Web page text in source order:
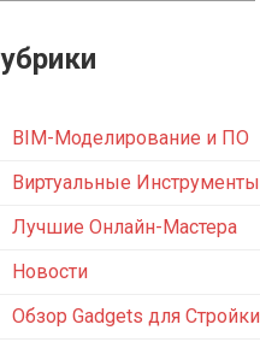
BIM-Моделирование и ПО
Виртуальные Инструменты
Лучшие Онлайн-Мастера
Новости
Обзор Gadgets для Стройки